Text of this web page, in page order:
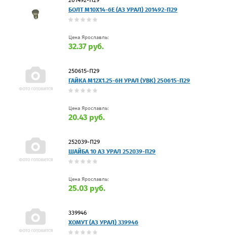
БОЛТ М10Х14-6Е (АЗ УРАЛ) 201492-П29
Цена Ярославль:
32.37 руб.
250615-П29
ГАЙКА М12Х1.25-6Н УРАЛ (УВК) 250615-П29
Цена Ярославль:
20.43 руб.
252039-П29
ШАЙБА 10 АЗ УРАЛ 252039-П29
Цена Ярославль:
25.03 руб.
339946
ХОМУТ (АЗ УРАЛ) 339946